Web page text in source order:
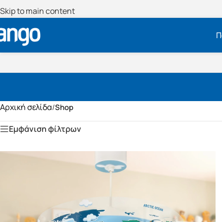
Skip to main content
Αρχική σελίδα/Shop
Εμφάνιση φίλτρων